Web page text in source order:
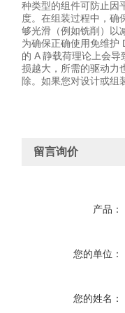
种类型的组件可防止因
度。在组装过程中，确
够光滑（例如铣削）以
为确保正确使用免维护
的 A 静载荷理论上会
损越大，所需的驱动力
除。如果您对设计或组
留言询价
产品：
您的单位：
您的姓名：